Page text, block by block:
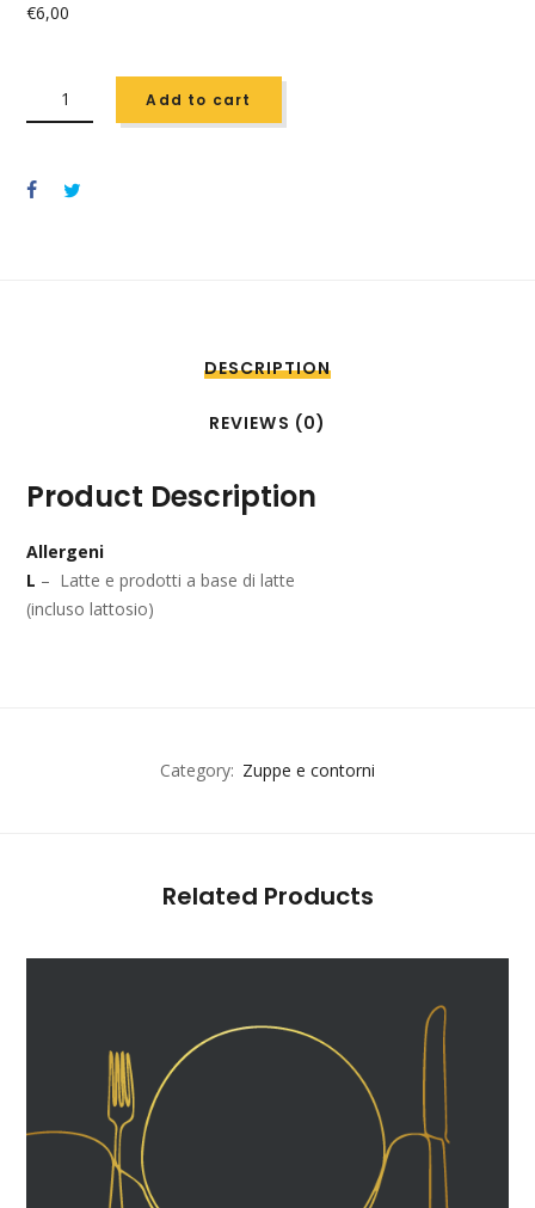
€6,00
CARDONCELLI
SALVIA
PARMIGIANO
Add to cart
DESCRIPTION
REVIEWS (0)
Product Description
Allergeni
L – Latte e prodotti a base di latte
(incluso lattosio)
Category: Zuppe e contorni
Related Products